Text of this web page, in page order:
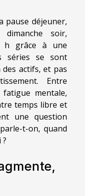
pause déjeuner,
soir,
h grâce à une
séries se sont
actifs, et pas
Entre
mentale,
temps libre et
une question
t-on, quand